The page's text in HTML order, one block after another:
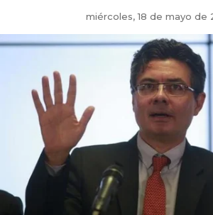
miércoles, 18 de mayo de